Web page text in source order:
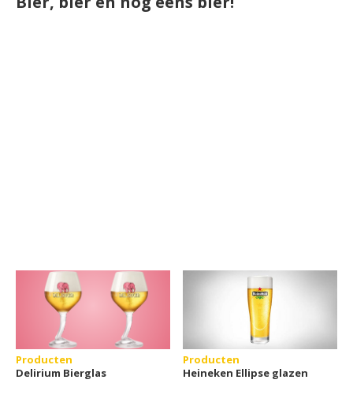
Producten
Delirium Bierglas
Producten
Heineken Ellipse glazen